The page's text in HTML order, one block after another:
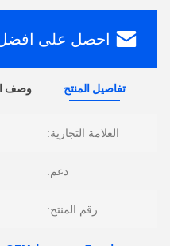
احصل على
تفاصيل المنتج وصف
العلامة التجارية:
دعم:
رقم المنتج: